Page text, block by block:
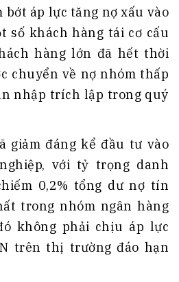
bớt áp lực tăng nợ xấu vào
số khách hàng tái cơ cấu
hàng lớn đã hết thời
chuyển về nợ nhóm thấp
nhập trích lập trong quý
giảm đáng kể đầu tư vào
với tỷ trọng danh
0,2% tổng dư nợ tín
trong nhóm ngân hàng
không phải chịu áp lực
trên thị trường đáo hạn